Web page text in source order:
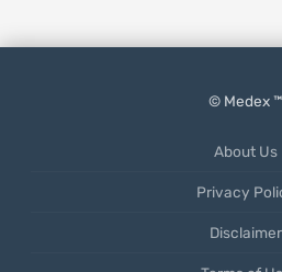
© Medex ™
About Us
Privacy
Disclaimer